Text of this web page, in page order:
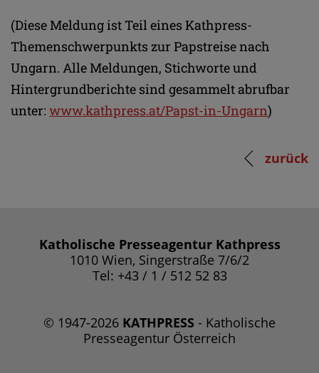
(Diese Meldung ist Teil eines Kathpress-
Themenschwerpunkts zur Papstreise nach
Ungarn. Alle Meldungen, Stichworte und
Hintergrundberichte sind gesammelt abrufbar
unter: www.kathpress.at/Papst-in-Ungarn)
zurück
Katholische Presseagentur Kathpress
1010 Wien, Singerstraße 7/6/2
Tel: +43 / 1 / 512 52 83
© 1947-2026 KATHPRESS - Katholische
Presseagentur Österreich